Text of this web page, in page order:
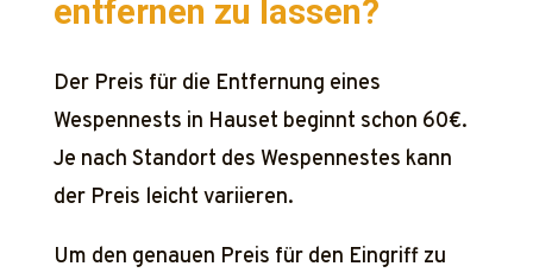
entfernen zu lassen?
Der Preis für die Entfernung eines
Wespennests in Hauset beginnt schon 60€.
Je nach Standort des Wespennestes kann
der Preis leicht variieren.
Um den genauen Preis für den Eingriff zu